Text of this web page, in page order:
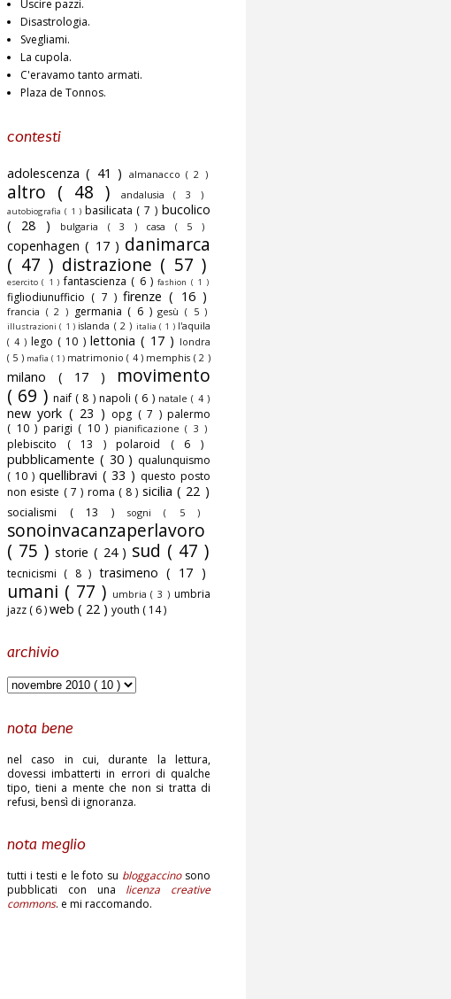
Uscire pazzi.
Disastrologia.
Svegliami.
La cupola.
C'eravamo tanto armati.
Plaza de Tonnos.
contesti
adolescenza( 41 ) almanacco ( 2 )
altro ( 48 ) andalusia( 3 )
autobiografia ( 1 ) basilicata ( 7 ) bucolico
( 28 )
bulgaria ( 3 ) casa ( 5 )
copenhagen( 17 ) danimarca
( 47 ) distrazione ( 57 )
esercito( 1 )fantascienza ( 6 )fashion ( 1 )
figliodiunufficio ( 7 ) firenze( 16 )
francia ( 2 ) germania ( 6 )gesù( 5 )
illustrazioni( 1 ) islanda ( 2 ) italia( 1 ) l'aquila
( 4 ) lego ( 10 ) lettonia ( 17 ) londra
( 5 ) mafia ( 1 ) matrimonio( 4 ) memphis ( 2 )
milano ( 17 )
movimento
( 69 ) naif ( 8 ) napoli ( 6 ) natale( 4 )
new york ( 23 ) opg ( 7 )palermo
( 10 ) parigi ( 10 ) pianificazione( 3 )
plebiscito ( 13 ) polaroid ( 6 )
pubblicamente ( 30 ) qualunquismo
( 10 ) quellibravi ( 33 ) questo posto
non esiste ( 7 ) roma ( 8 ) sicilia( 22 )
socialismi ( 13 ) sogni( 5 )
sonoinvacanzaperlavoro
( 75 ) storie ( 24 ) sud ( 47 )
tecnicismi ( 8 ) trasimeno ( 17 )
umani ( 77 ) umbria( 3 ) umbria
jazz ( 6 )web ( 22 ) youth ( 14 )
archivio
nota bene
nel caso in cui, durante la lettura,
dovessi imbatterti in errori di qualche
tipo, tieni a mente che non si tratta di
refusi, bensì di ignoranza.
nota meglio
tutti i testi e le foto su bloggaccinosono
pubblicati con una licenza creative
commons. e mi raccomando.